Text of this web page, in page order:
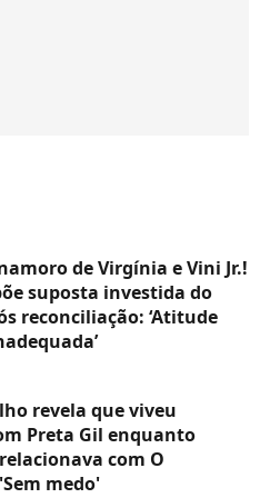
de Virgínia e Vini Jr.!
suposta investida do
reconciliação: ‘Atitude
revela que viveu
Preta Gil enquanto
com O
medo'